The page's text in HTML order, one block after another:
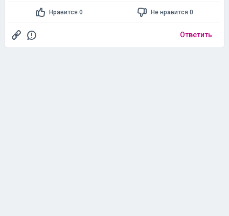
Нравится 0 Не нравится 0
Ответить